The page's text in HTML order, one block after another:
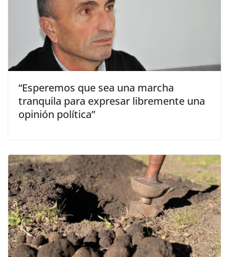
“Esperemos que sea una marcha
tranquila para expresar libremente una
opinión política”